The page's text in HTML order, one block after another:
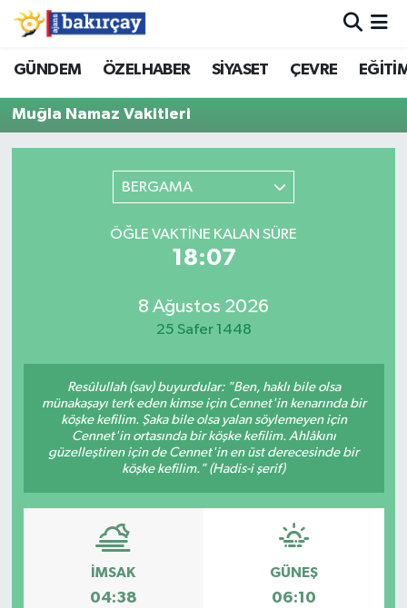
GÜNDEM ÖZELHABER SİYASET ÇEVRE
Muğla Namaz Vakitleri
BERGAMA
ÖĞLE VAKTINE KALAN SÜRE
18:07
8 Ağustos 2026
25 Safer 1448
Resûlullah (sav) buyurdular: "Ben, haklı bile olsa
münakaşayı terk eden kimse için Cennet'in kenarında bir
köşke kefilim. Şaka bile olsa yalan söylemeyen için
Cennet'in ortasında bir köşke kefilim. Ahlâkını
güzelleştiren için de Cennet'in en üst derecesinde bir
köşke kefilim." (Hadis-i şerif)
İMSAK
04:38
GÜNEŞ
06:10
İzmir Nöbetçi Eczaneler
İzmir Hava Durumu
İzmir Trafik Yoğunluk Haritası
Süper Lig Puan Durumu ve Fikstür
Tüm Manşetler
Haber Arşivi